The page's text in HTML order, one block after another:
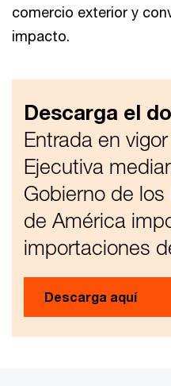
comercio exterior y
impacto.
Descarga el
Entrada en
Ejecutiva
Gobierno de
de América
importaciones
Descarga aquí